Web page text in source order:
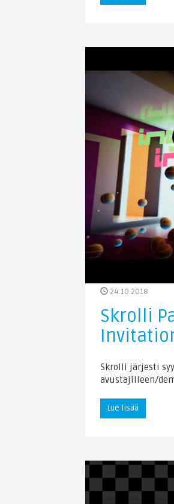
24.10.2018
Skrolli
Skrolli järjesti
avustajilleen/
Lue lisää